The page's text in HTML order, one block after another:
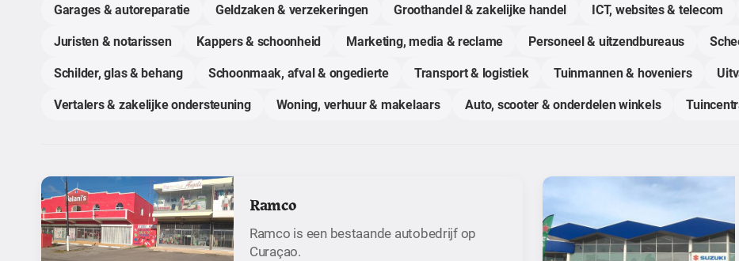
Garages & autoreparatie
Geldzaken & verzekeringen Groothandel & zakelijke handel ICT, websites & telecom
Juristen & notarissen
Kappers & schoonheid Marketing, media & reclame Personeel & uitzendbureaus
Schilder, glas & behang
Schoonmaak, afval & ongedierte Transport & logistiek Tuinmannen & hoveniers
Vertalers & zakelijke ondersteuning
Woning, verhuur & makelaars Auto, scooter & onderdelen winkels
Ramco
Ramco is een bestaande autobedrijf op
Curaçao.